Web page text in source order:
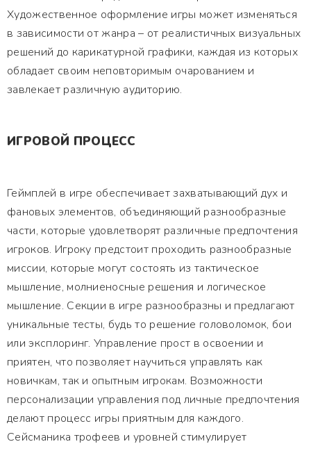
Художественное оформление игры может изменяться
в зависимости от жанра – от реалистичных визуальных
решений до карикатурной графики, каждая из которых
обладает своим неповторимым очарованием и
завлекает различную аудиторию.
ИГРОВОЙ ПРОЦЕСС
Геймплей в игре обеспечивает захватывающий дух и
фановых элементов, объединяющий разнообразные
части, которые удовлетворят различные предпочтения
игроков. Игроку предстоит проходить разнообразные
миссии, которые могут состоять из тактическое
мышление, молниеносные решения и логическое
мышление. Секции в игре разнообразны и предлагают
уникальные тесты, будь то решение головоломок, бои
или эксплоринг. Управление прост в освоении и
приятен, что позволяет научиться управлять как
новичкам, так и опытным игрокам. Возможности
персонализации управления под личные предпочтения
делают процесс игры приятным для каждого.
Сейсманика трофеев и уровней стимулирует